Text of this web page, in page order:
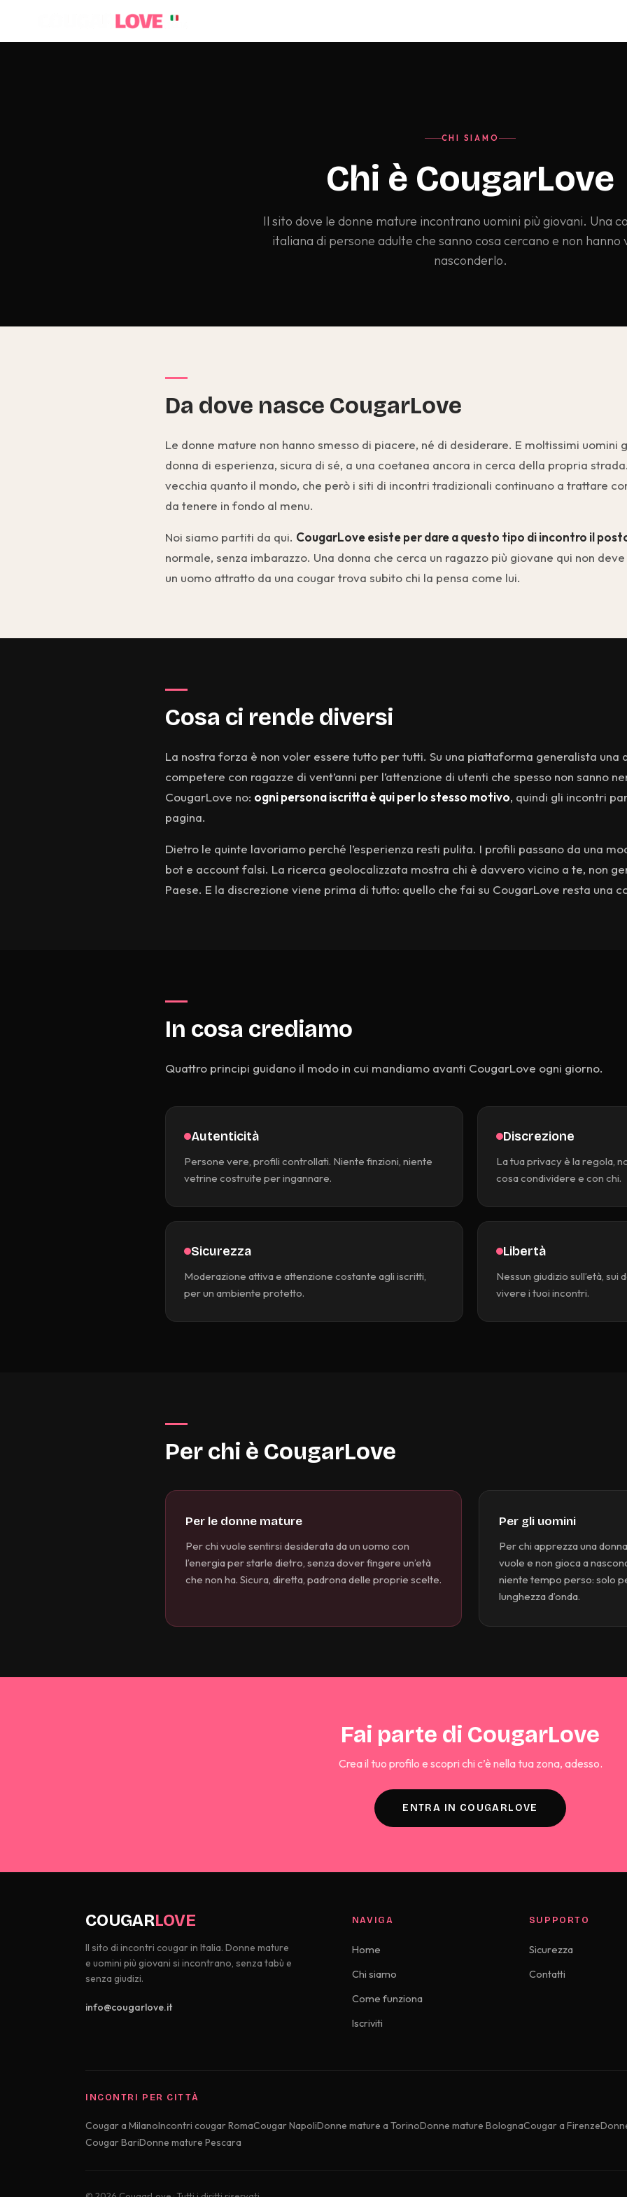
contenuto
CHI SIAMO
Chi è CougarLove
Il sito dove le donne mature incontrano uomini più giovani. Una
italiana di persone adulte che sanno cosa cercano e non hanno
nasconderlo.
Da dove nasce CougarLove
Le donne mature non hanno smesso di piacere, né di desiderare. E moltissimi uomini
donna di esperienza, sicura di sé, a una coetanea ancora in cerca della propria
vecchia quanto il mondo, che però i siti di incontri tradizionali continuano a trattare
da tenere in fondo al menu.
Noi siamo partiti da qui. CougarLove esiste per dare a questo tipo di incontro il
normale, senza imbarazzo. Una donna che cerca un ragazzo più giovane qui non
un uomo attratto da una cougar trova subito chi la pensa come lui.
Cosa ci rende diversi
La nostra forza è non voler essere tutto per tutti. Su una piattaforma generalista una
competere con ragazze di vent’anni per l’attenzione di utenti che spesso non sanno
CougarLove no: ogni persona iscritta è qui per lo stesso motivo, quindi gli incontri
pagina.
Dietro le quinte lavoriamo perché l’esperienza resti pulita. I profili passano da una
bot e account falsi. La ricerca geolocalizzata mostra chi è davvero vicino a te, non
Paese. E la discrezione viene prima di tutto: quello che fai su CougarLove resta una
In cosa crediamo
Quattro principi guidano il modo in cui mandiamo avanti CougarLove ogni giorno.
Autenticità
Persone vere, profili controllati. Niente finzioni, niente
vetrine costruite per ingannare.
Discrezione
La tua privacy è la regola,
cosa condividere e con chi.
Sicurezza
Moderazione attiva e attenzione costante agli iscritti,
per un ambiente protetto.
Libertà
Nessun giudizio sull’età,
vivere i tuoi incontri.
Per chi è CougarLove
Per le donne mature
Per chi vuole sentirsi desiderata da un uomo con
l’energia per starle dietro, senza dover fingere un’età
che non ha. Sicura, diretta, padrona delle proprie scelte.
Per gli uomini
Per chi apprezza una
vuole e non gioca a
niente tempo perso: solo
lunghezza d’onda.
Fai parte di CougarLove
Crea il tuo profilo e scopri chi c’è nella tua zona, adesso.
ENTRA IN COUGARLOVE
COUGARLOVE
Il sito di incontri cougar in Italia. Donne mature
e uomini più giovani si incontrano, senza tabù e
senza giudizi.
info@cougarlove.it
NAVIGA
Home
Chi siamo
Come funziona
Iscriviti
SUPPORTO
Sicurezza
Contatti
INCONTRI PER CITTÀ
Cougar a MilanoIncontri cougar RomaCougar NapoliDonne mature a TorinoDonne mature BolognaCougar a Firenze
Cougar BariDonne mature Pescara